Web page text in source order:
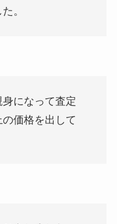
。
になって査定
価格を出して